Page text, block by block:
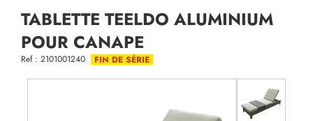
TABLETTE TEELDO ALUMINIUM
POUR CANAPE
Ref : 2101001240 FIN DE SÉRIE